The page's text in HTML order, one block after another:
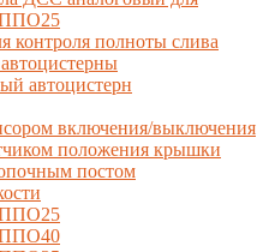
ППО25
полноты слива
автоцистерн
включения/выключения
положения крышки
постом
ППО25
ППО40